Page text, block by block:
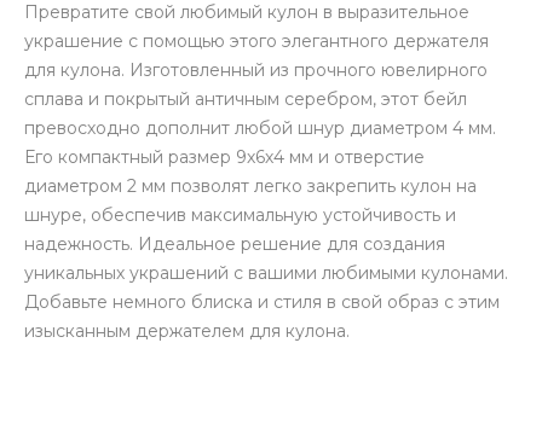
Превратите свой любимый кулон в выразительное
украшение с помощью этого элегантного держателя
для кулона. Изготовленный из прочного ювелирного
сплава и покрытый античным серебром, этот бейл
превосходно дополнит любой шнур диаметром 4 мм.
Его компактный размер 9х6х4 мм и отверстие
диаметром 2 мм позволят легко закрепить кулон на
шнуре, обеспечив максимальную устойчивость и
надежность. Идеальное решение для создания
уникальных украшений с вашими любимыми кулонами.
Добавьте немного блиска и стиля в свой образ с этим
изысканным держателем для кулона.